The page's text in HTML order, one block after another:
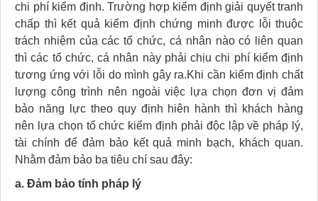
chi phí kiểm định. Trường hợp kiểm định giải quyết tranh
chấp thì kết quả kiểm định chứng minh được lỗi thuộc
trách nhiệm của các tổ chức, cá nhân nào có liên quan
thì các tổ chức, cá nhân này phải chịu chi phí kiểm định
tương ứng với lỗi do mình gây ra.Khi cần kiểm định chất
lượng công trình nên ngoài việc lựa chọn đơn vị đảm
bảo năng lực theo quy định hiên hành thì khách hàng
nên lựa chọn tổ chức kiểm định phải độc lập về pháp lý,
tài chính để đảm bảo kết quả minh bạch, khách quan.
Nhằm đảm bảo ba tiêu chí sau đây:
a. Đảm bảo tính pháp lý